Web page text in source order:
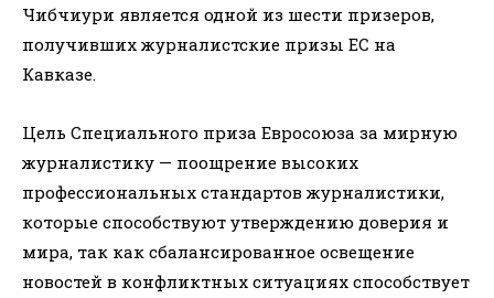
Чибчиури является одной из шести призеров,
получивших журналистские призы ЕС на
Кавказе.
Цель Специального приза Евросоюза за мирную
журналистику — поощрение высоких
профессиональных стандартов журналистики,
которые способствуют утверждению доверия и
мира, так как сбалансированное освещение
новостей в конфликтных ситуациях способствует